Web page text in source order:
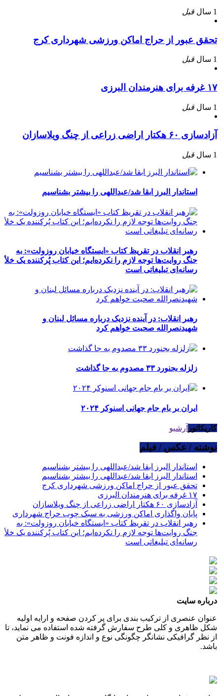
1 سال قبل
تحقق عبور از حراج اماکن ورزشی شهرداری کرج
1 سال قبل
۱۷ غرفه برای هنرمندان البرزی
1 سال قبل
آزادسازی ۶۰ هکتار اراضی زراعی از چنگ ویلاسازان
1 سال قبل
استاندار البرز ابقا شد/عبداللهی را بیشتر بشناسیم
رهبر انقلاب در تقریظ کتاب «ایستگاه خیابان روزولت»: به
جنگ روایت‌ها توجه لازم را نکرده‌ایم؛ این کتاب پُرکننده‌ یک خلأ
رسانه‌ای تبلیغاتی است
رهبر انقلاب: در آینده نزدیک درباره مسائل لبنان و
شهیدنصرالله صحبت خواهم کرد
زلزله بجنورد ۳۳ مصدوم به جا گذاشت
ایران بر بام جام جهانی اسنوکر ۲۰۲۴
کاریکاتور آرشیو
نوشته / عکس / فیلم
استاندار البرز ابقا شد/عبداللهی را بیشتر بشناسیم
استاندار البرز ابقا شد/عبداللهی را بیشتر بشناسیم
تحقق عبور از حراج اماکن ورزشی شهرداری کرج
۱۷ غرفه برای هنرمندان البرزی
آزادسازی ۶۰ هکتار اراضی زراعی از چنگ ویلاسازان
پایان واگذاری اماکن ورزشی به سبک چوب حراج شهرداری
رهبر انقلاب در تقریظ کتاب «ایستگاه خیابان روزولت»: به
جنگ روایت‌ها توجه لازم را نکرده‌ایم؛ این کتاب پُرکننده‌ یک خلأ
رسانه‌ای تبلیغاتی است
درباره سایت
عنوان عنصری از ترکیب بندی برای پر کردن صفحه و ارایه اولیه
شکل ظاهری و کلی طرح سفارش گرفته شده استفاده می نماید، تا
از نظر گرافیکی نشانگر چگونگی نوع و اندازه فونت و ظاهر متن
باشد.